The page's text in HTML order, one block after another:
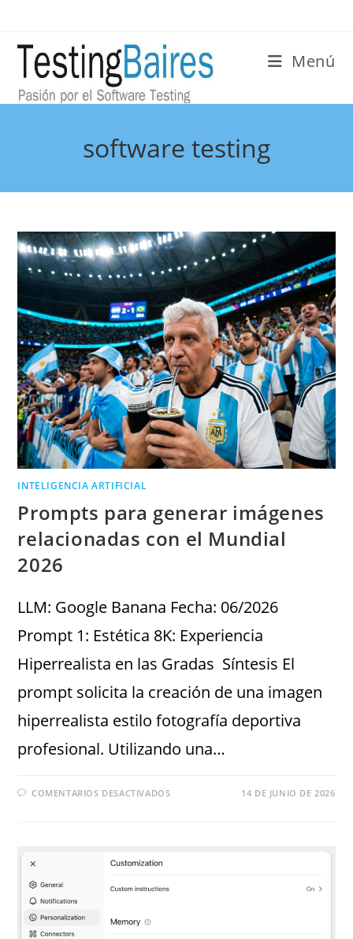
Menú
software testing
INTELIGENCIA ARTIFICIAL
Prompts para generar imágenes
relacionadas con el Mundial
2026
LLM: Google Banana Fecha: 06/2026
Prompt 1: Estética 8K: Experiencia
Hiperrealista en las Gradas Síntesis El
prompt solicita la creación de una imagen
hiperrealista estilo fotografía deportiva
profesional. Utilizando una…
COMENTARIOS DESACTIVADOS 14 DE JUNIO DE 2026